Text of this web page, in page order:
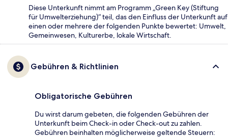
Diese Unterkunft nimmt am Programm „Green Key (Stiftung
für Umwelterziehung)“ teil, das den Einfluss der Unterkunft auf
einen oder mehrere der folgenden Punkte bewertet: Umwelt,
Gemeinwesen, Kulturerbe, lokale Wirtschaft.
Gebühren & Richtlinien
Obligatorische Gebühren
Du wirst darum gebeten, die folgenden Gebühren der
Unterkunft beim Check-in oder Check-out zu zahlen.
Gebühren beinhalten möglicherweise geltende Steuern: